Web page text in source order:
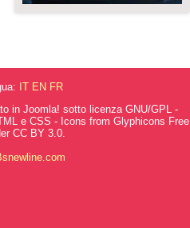
IT EN FR
in Joomla! sotto licenza GNU/GPL -
e CSS - Icons from Glyphicons Free,
CC BY 3.0.